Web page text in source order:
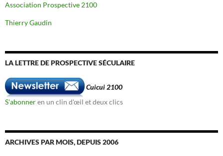
Association Prospective 2100
Thierry Gaudin
LA LETTRE DE PROSPECTIVE SÉCULAIRE
Cuicui 2100
S'abonneren un clin d'œil et deux clics
ARCHIVES PAR MOIS, DEPUIS 2006